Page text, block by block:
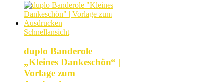
Schnellansicht
duplo Banderole
„Kleines Dankeschön“ |
Vorlage zum